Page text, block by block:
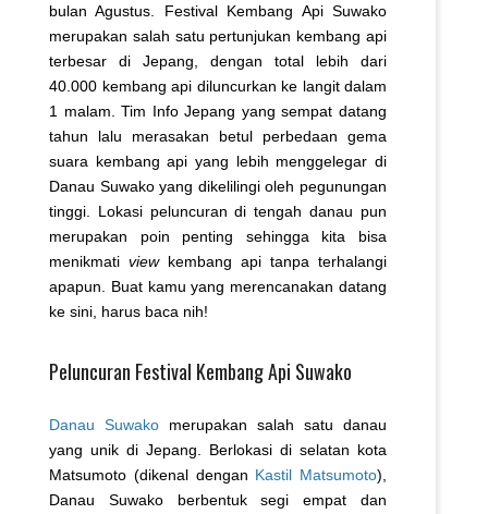
bulan Agustus. Festival Kembang Api Suwako
merupakan salah satu pertunjukan kembang api
terbesar di Jepang, dengan total lebih dari
40.000 kembang api diluncurkan ke langit dalam
1 malam. Tim Info Jepang yang sempat datang
tahun lalu merasakan betul perbedaan gema
suara kembang api yang lebih menggelegar di
Danau Suwako yang dikelilingi oleh pegunungan
tinggi. Lokasi peluncuran di tengah danau pun
merupakan poin penting sehingga kita bisa
menikmati viewkembang api tanpa terhalangi
apapun. Buat kamu yang merencanakan datang
ke sini, harus baca nih!
Peluncuran Festival Kembang Api Suwako
Danau Suwako merupakan salah satu danau
yang unik di Jepang. Berlokasi di selatan kota
Matsumoto (dikenal dengan Kastil Matsumoto),
Danau Suwako berbentuk segi empat dan